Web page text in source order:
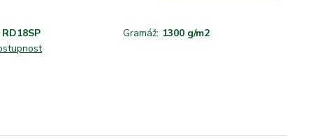
RD18SP Gramáž: 1300 g/m2